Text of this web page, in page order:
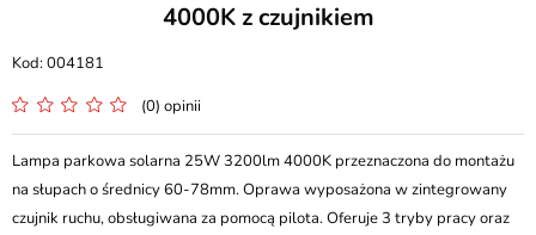
4000K z czujnikiem
004181
(0) opinii
Lampa parkowa solarna 25W 3200lm 4000K przeznaczona do montażu
na słupach o średnicy 60-78mm. Oprawa wyposażona w zintegrowany
czujnik ruchu, obsługiwana za pomocą pilota. Oferuje 3 tryby pracy oraz